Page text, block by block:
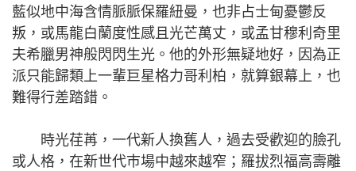
藍似地中海含情脈脈保羅紐曼，也非占士甸憂鬱反
叛，或馬龍白蘭度性感且光芒萬丈，或孟甘穆利奇里
夫希臘男神般閃閃生光。他的外形無疑地好，因為正
派只能歸類上一輩巨星格力哥利柏，就算銀幕上，也
難得行差踏錯。
時光荏苒，一代新人換舊人，過去受歡迎的臉孔
或人格，在新世代巿場中越來越窄；羅拔烈福高壽離